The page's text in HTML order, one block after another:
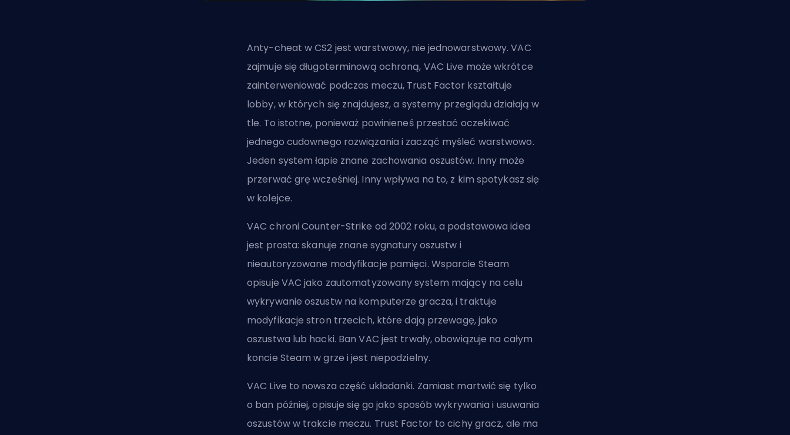
Anty-cheat w CS2 jest warstwowy, nie jednowarstwowy. VAC
zajmuje się długoterminową ochroną, VAC Live może wkrótce
zainterweniować podczas meczu, Trust Factor kształtuje
lobby, w których się znajdujesz, a systemy przeglądu działają w
tle. To istotne, ponieważ powinieneś przestać oczekiwać
jednego cudownego rozwiązania i zacząć myśleć warstwowo.
Jeden system łapie znane zachowania oszustów. Inny może
przerwać grę wcześniej. Inny wpływa na to, z kim spotykasz się
w kolejce.
VAC chroni Counter-Strike od 2002 roku, a podstawowa idea
jest prosta: skanuje znane sygnatury oszustw i
nieautoryzowane modyfikacje pamięci. Wsparcie Steam
opisuje VAC jako zautomatyzowany system mający na celu
wykrywanie oszustw na komputerze gracza, i traktuje
modyfikacje stron trzecich, które dają przewagę, jako
oszustwa lub hacki. Ban VAC jest trwały, obowiązuje na całym
koncie Steam w grze i jest niepodzielny.
VAC Live to nowsza część układanki. Zamiast martwić się tylko
o ban później, opisuje się go jako sposób wykrywania i usuwania
oszustów w trakcie meczu. Trust Factor to cichy gracz, ale ma